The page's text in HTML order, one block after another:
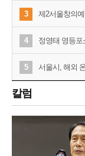
3 제2서울창의
4 정영태 영등
5 서울시, 해외
칼럼